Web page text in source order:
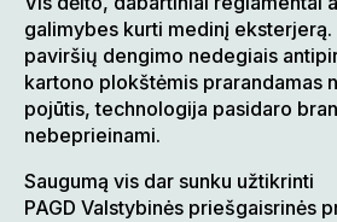
galimybes kurti medinį
paviršių dengimo nedegiais
kartono plokštėmis prarandamas
pojūtis, technologija pasidaro
nebeprieinami.
Saugumą vis dar sunku užtikrinti
PAGD Valstybinės priešgaisrinės